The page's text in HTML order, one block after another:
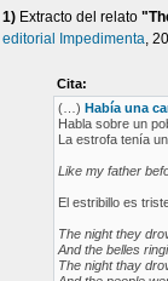
1) Extracto del relato
editorial Impedimenta,
Cita:
(…) Había una
Habla sobre un
La estrofa tenía
Like my father
El estribillo es
The night they
And the belles
The night thay